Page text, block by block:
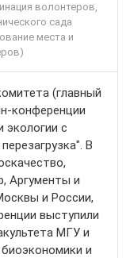
волонтеров,
сада
места и
(главный
конференции
экологии c
В
Аргументы и
и России,
выступили
МГУ и
и